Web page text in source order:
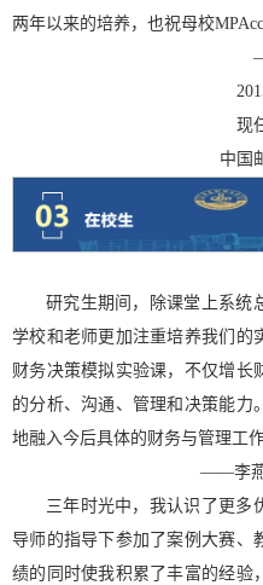
两年以来的培养，也祝母校MPAcc
现
中国
研究生期间，除课堂上系统
学校和老师更加注重培养我们的
财务决策模拟实验课，不仅增长
的分析、沟通、管理和决策能力
地融入今后具体的财务与管理工作
——李
三年时光中，我认识了更多
导师的指导下参加了案例大赛、
绩的同时使我积累了丰富的经验